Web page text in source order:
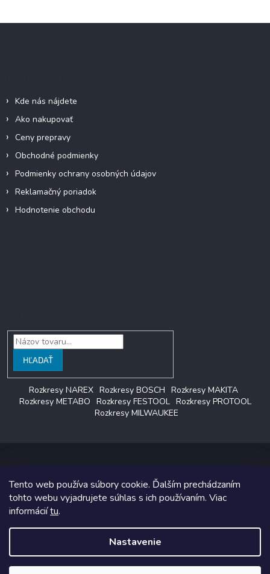
Tento web používa súbory cookie. Ďalším prechádzaním
tohto webu vyjadrujete súhlas s ich používaním. Viac
informáciítu.
Nastavenie
Kde nás nájdete
Ako nakupovať
Ceny prepravy
Obchodné podmienky
Podmienky ochrany osobných údajov
Reklamačný poriadok
Hodnotenie obchodu
HĽADAŤ
Rozkresy NAREX Rozkresy BOSCH Rozkresy MAKITA
Rozkresy METABO Rozkresy FESTOOL Rozkresy PROTOOL
Rozkresy MILWAUKEE
Copyright 2026LAGON SERVIS. Všetky práva vyhradené.
Grafický návrh vytvoril a na Shoptet implementoval
Shoptetak.cz.
Vytvoril Shoptet